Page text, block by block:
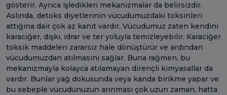
gösterir. Ayrıca işledikleri mekanizmalar da belirsizdir.
Aslında, detoks diyetlerinin vücudumuzdaki toksinleri
attığına dair çok az kanıt vardır. Vücudumuz zaten kendini
karaciğer, dışkı, idrar ve ter yoluyla temizleyebilir. Karaciğer
toksik maddeleri zararsız hale dönüştürür ve ardından
vücudumuzdan atılmasını sağlar. Buna rağmen, bu
mekanizmayla kolayca atılamayan dirençli kimyasallar da
vardır. Bunlar yağ dokusunda veya kanda birikme yapar ve
bu sebeple vücudunuzun arınması çok uzun zaman, hatta